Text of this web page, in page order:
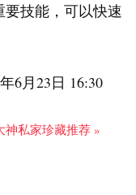
技能，可以快速
6月23日 16:30
神私家珍藏推荐 »